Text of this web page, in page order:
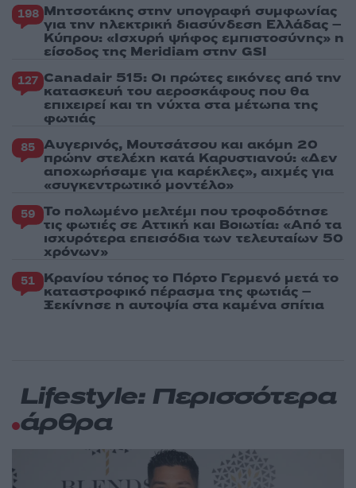
198 Μητσοτάκης στην υπογραφή συμφωνίας
για την ηλεκτρική διασύνδεση Ελλάδας –
Κύπρου: «Ισχυρή ψήφος εμπιστοσύνης» η
είσοδος της Meridiam στην GSI
127 Canadair 515: Οι πρώτες εικόνες από την
κατασκευή του αεροσκάφους που θα
επιχειρεί και τη νύχτα στα μέτωπα της
φωτιάς
85 Αυγερινός, Μουτσάτσου και ακόμη 20
πρώην στελέχη κατά Καρυστιανού: «Δεν
αποχωρήσαμε για καρέκλες», αιχμές για
«συγκεντρωτικό μοντέλο»
59 Το πολωμένο μελτέμι που τροφοδότησε
τις φωτιές σε Αττική και Βοιωτία: «Από τα
ισχυρότερα επεισόδια των τελευταίων 50
χρόνων»
51 Κρανίου τόπος το Πόρτο Γερμενό μετά το
καταστροφικό πέρασμα της φωτιάς –
Ξεκίνησε η αυτοψία στα καμένα σπίτια
Lifestyle: Περισσότερα
άρθρα